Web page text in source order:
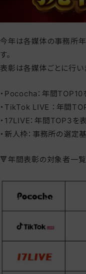
今年は各媒体の事務所
す。
表彰は各媒体ごとに行い
・Pococha：年間TOP10
・TikTok LIVE ：年間
・17LIVE：年間TOP3を
・新人枠：事務所の選定
🔻年間表彰の対象者一覧